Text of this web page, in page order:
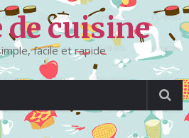
de cuisine
facile et rapide